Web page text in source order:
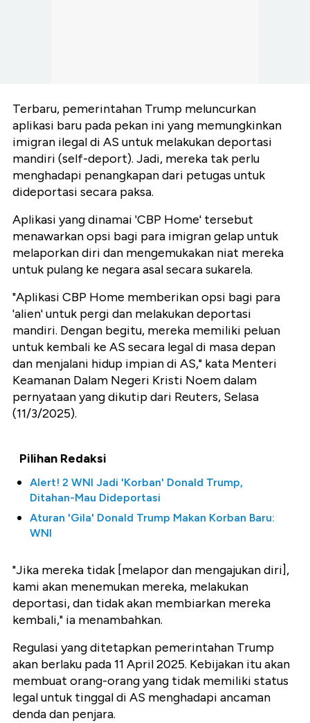
Terbaru, pemerintahan Trump meluncurkan
aplikasi baru pada pekan ini yang memungkinkan
imigran ilegal di AS untuk melakukan deportasi
mandiri (self-deport). Jadi, mereka tak perlu
menghadapi penangkapan dari petugas untuk
dideportasi secara paksa.
Aplikasi yang dinamai 'CBP Home' tersebut
menawarkan opsi bagi para imigran gelap untuk
melaporkan diri dan mengemukakan niat mereka
untuk pulang ke negara asal secara sukarela.
"Aplikasi CBP Home memberikan opsi bagi para
'alien' untuk pergi dan melakukan deportasi
mandiri. Dengan begitu, mereka memiliki peluan
untuk kembali ke AS secara legal di masa depan
dan menjalani hidup impian di AS," kata Menteri
Keamanan Dalam Negeri Kristi Noem dalam
pernyataan yang dikutip dari Reuters, Selasa
(11/3/2025).
Pilihan Redaksi
Alert! 2 WNI Jadi 'Korban' Donald Trump,
Ditahan-Mau Dideportasi
Aturan 'Gila' Donald Trump Makan Korban Baru:
WNI
"Jika mereka tidak [melapor dan mengajukan diri],
kami akan menemukan mereka, melakukan
deportasi, dan tidak akan membiarkan mereka
kembali," ia menambahkan.
Regulasi yang ditetapkan pemerintahan Trump
akan berlaku pada 11 April 2025. Kebijakan itu akan
membuat orang-orang yang tidak memiliki status
legal untuk tinggal di AS menghadapi ancaman
denda dan penjara.